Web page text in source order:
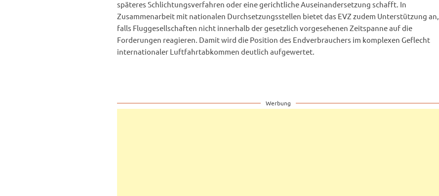
späteres Schlichtungsverfahren oder eine gerichtliche Auseinandersetzung schafft. In
Zusammenarbeit mit nationalen Durchsetzungsstellen bietet das EVZ zudem Unterstützung an,
falls Fluggesellschaften nicht innerhalb der gesetzlich vorgesehenen Zeitspanne auf die
Forderungen reagieren. Damit wird die Position des Endverbrauchers im komplexen Geflecht
internationaler Luftfahrtabkommen deutlich aufgewertet.
Werbung